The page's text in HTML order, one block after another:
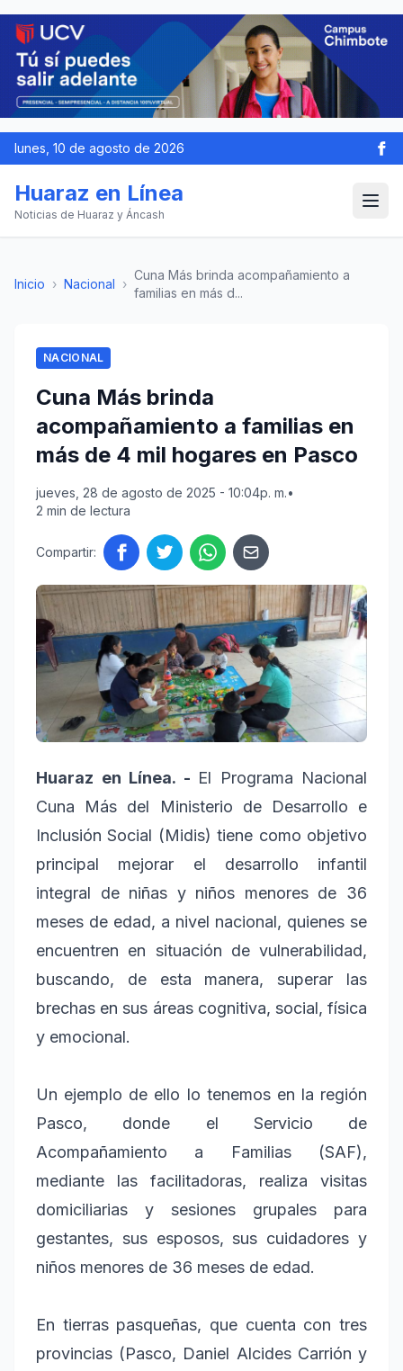
lunes, 10 de agosto de 2026
Huaraz en Línea
Noticias de Huaraz y Áncash
Inicio › Nacional ›
Cuna Más brinda acompañamiento a
familias en más d...
NACIONAL
Cuna Más brinda
acompañamiento a familias en
más de 4 mil hogares en Pasco
jueves, 28 de agosto de 2025 - 10:04p. m.•
2 min de lectura
Compartir:
Huaraz en Línea. - El Programa Nacional
Cuna Más del Ministerio de Desarrollo e
Inclusión Social (Midis) tiene como objetivo
principal mejorar el desarrollo infantil
integral de niñas y niños menores de 36
meses de edad, a nivel nacional, quienes se
encuentren en situación de vulnerabilidad,
buscando, de esta manera, superar las
brechas en sus áreas cognitiva, social, física
y emocional.
Un ejemplo de ello lo tenemos en la región
Pasco, donde el Servicio de
Acompañamiento a Familias (SAF),
mediante las facilitadoras, realiza visitas
domiciliarias y sesiones grupales para
gestantes, sus esposos, sus cuidadores y
niños menores de 36 meses de edad.
En tierras pasqueñas, que cuenta con tres
provincias (Pasco, Daniel Alcides Carrión y